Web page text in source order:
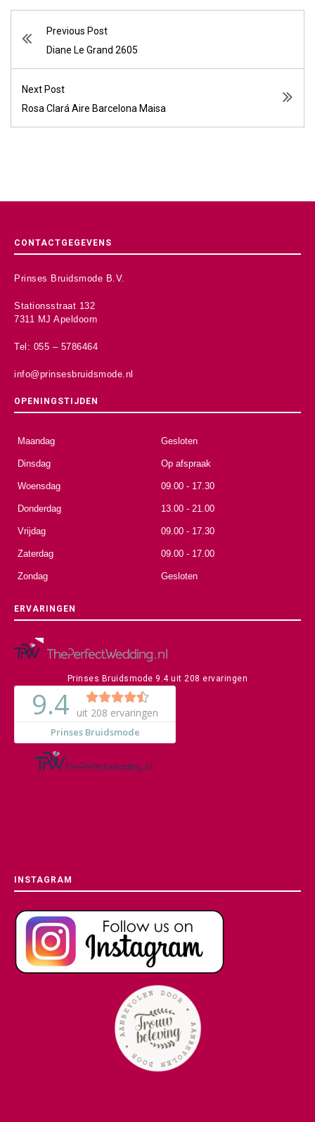
Previous Post
Diane Le Grand 2605
Next Post
Rosa Clará Aire Barcelona Maisa
CONTACTGEGEVENS
Prinses Bruidsmode B.V.
Stationsstraat 132
7311 MJ Apeldoorn
Tel: 055 – 5786464
info@prinsesbruidsmode.nl
OPENINGSTIJDEN
Maandag Gesloten
Dinsdag Op afspraak
Woensdag 09.00 - 17.30
Donderdag 13.00 - 21.00
Vrijdag 09.00 - 17.30
Zaterdag 09.00 - 17.00
Zondag Gesloten
ERVARINGEN
Prinses Bruidsmode 9.4uit208 ervaringen
INSTAGRAM